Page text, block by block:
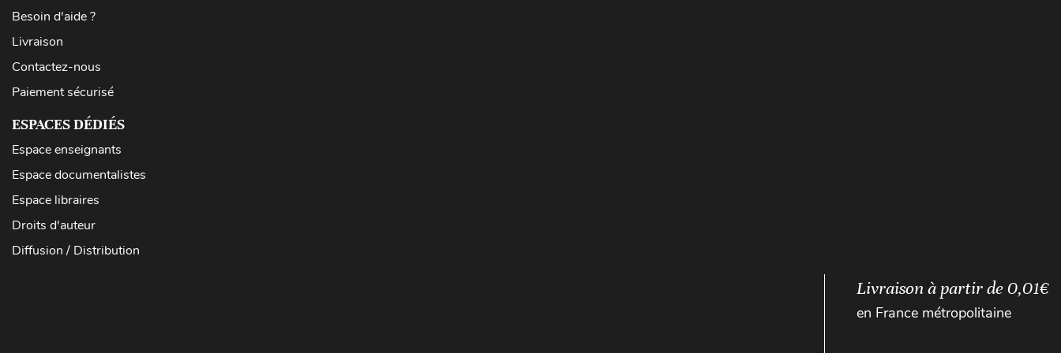
Besoin d'aide ?
Livraison
Contactez-nous
Paiement sécurisé
ESPACES DÉDIÉS
Espace enseignants
Espace documentalistes
Espace libraires
Droits d'auteur
Diffusion / Distribution
Livraison à partir de 0,01€
en France métropolitaine